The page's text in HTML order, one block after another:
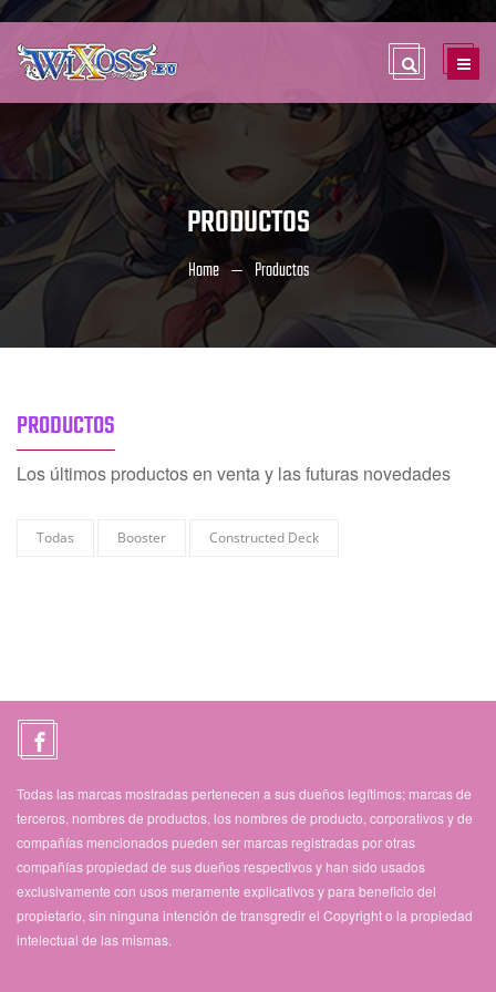
PRODUCTOS
Home Productos
PRODUCTOS
Los últimos productos en venta y las futuras novedades
Todas Booster Constructed Deck
Todas las marcas mostradas pertenecen a sus dueños legítimos; marcas de
terceros, nombres de productos, los nombres de producto, corporativos y de
compañías mencionados pueden ser marcas registradas por otras
compañías propiedad de sus dueños respectivos y han sido usados
exclusivamente con usos meramente explicativos y para beneficio del
propietario, sin ninguna intención de transgredir el Copyright o la propiedad
intelectual de las mismas.